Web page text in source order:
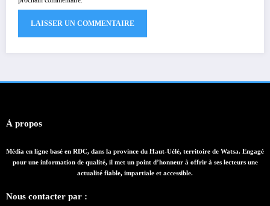
À propos
Média en ligne basé en RDC, dans la province du Haut-Uélé, territoire de Watsa. Engagé
pour une information de qualité, il met un point d’honneur à offrir à ses lecteurs une
actualité fiable, impartiale et accessible.
Nous contacter par :